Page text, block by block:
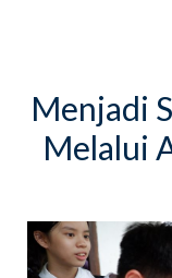
Menjadi
Melalui